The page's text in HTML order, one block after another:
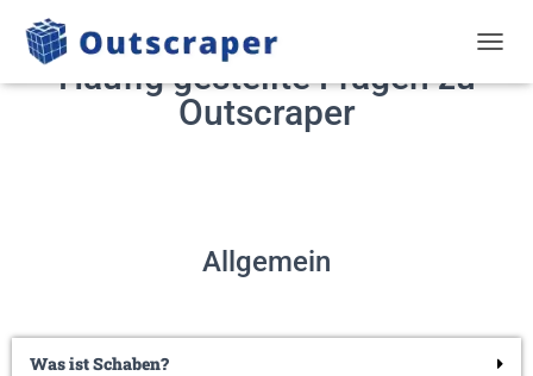
Häufig gestellte Fragen zu
Outscraper
Allgemein
Was ist Schaben?